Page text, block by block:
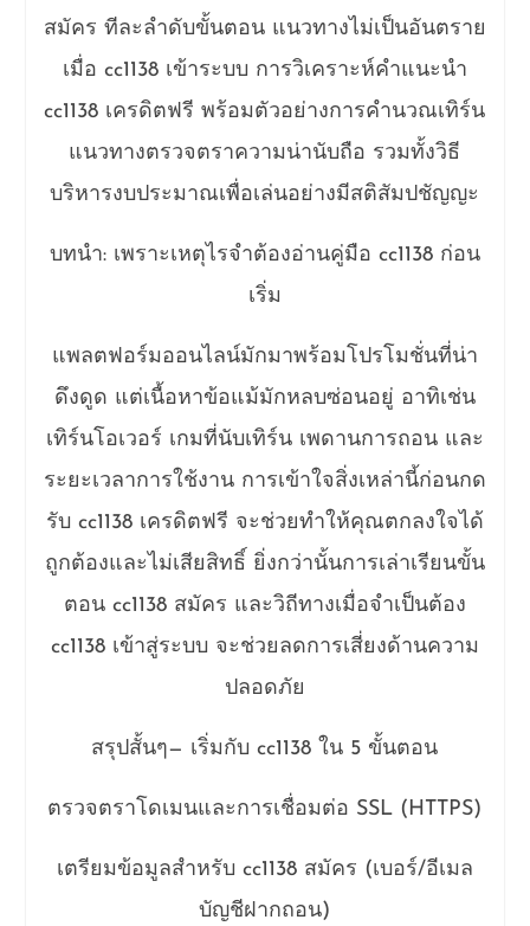
สมัคร ทีละลำดับขั้นตอน แนวทางไม่เป็นอันตราย
เมื่อ cc1138 เข้าระบบ การวิเคราะห์คำแนะนำ
cc1138 เครดิตฟรี พร้อมตัวอย่างการคำนวณเทิร์น
แนวทางตรวจตราความน่านับถือ รวมทั้งวิธี
บริหารงบประมาณเพื่อเล่นอย่างมีสติสัมปชัญญะ
บทนำ: เพราะเหตุไรจำต้องอ่านคู่มือ cc1138 ก่อน
เริ่ม
แพลตฟอร์มออนไลน์มักมาพร้อมโปรโมชั่นที่น่า
ดึงดูด แต่เนื้อหาข้อแม้มักหลบซ่อนอยู่ อาทิเช่น
เทิร์นโอเวอร์ เกมที่นับเทิร์น เพดานการถอน และ
ระยะเวลาการใช้งาน การเข้าใจสิ่งเหล่านี้ก่อนกด
รับ cc1138 เครดิตฟรี จะช่วยทำให้คุณตกลงใจได้
ถูกต้องและไม่เสียสิทธิ์ ยิ่งกว่านั้นการเล่าเรียนขั้น
ตอน cc1138 สมัคร และวิถีทางเมื่อจำเป็นต้อง
cc1138 เข้าสู่ระบบ จะช่วยลดการเสี่ยงด้านความ
ปลอดภัย
สรุปสั้นๆ— เริ่มกับ cc1138 ใน 5 ขั้นตอน
ตรวจตราโดเมนและการเชื่อมต่อ SSL (HTTPS)
เตรียมข้อมูลสำหรับ cc1138 สมัคร (เบอร์/อีเมล
บัญชีฝากถอน)